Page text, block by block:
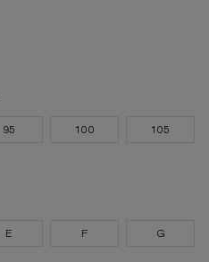
95 100 105
E F G